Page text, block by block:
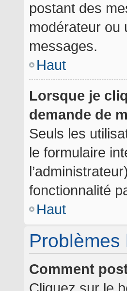
postant des
modérateur ou
messages.
Haut
Lorsque je
demande de
Seuls les
le formulaire
fonctionnalité
Haut
Comment